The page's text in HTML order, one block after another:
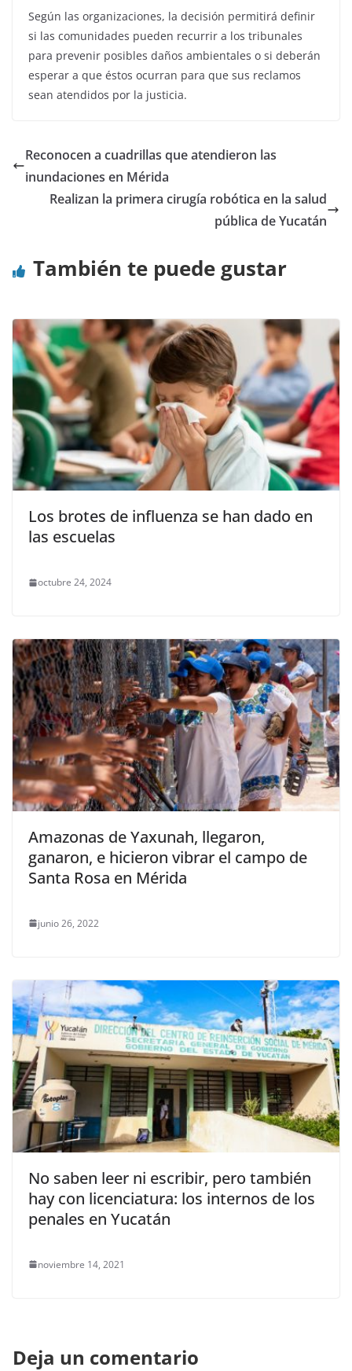
Según las organizaciones, la decisión permitirá definir
si las comunidades pueden recurrir a los tribunales
para prevenir posibles daños ambientales o si deberán
esperar a que éstos ocurran para que sus reclamos
sean atendidos por la justicia.
Reconocen a cuadrillas que atendieron las
inundaciones en Mérida
Realizan la primera cirugía robótica en la salud
pública de Yucatán
También te puede gustar
Los brotes de influenza se han dado en
las escuelas
octubre 24, 2024
Amazonas de Yaxunah, llegaron,
ganaron, e hicieron vibrar el campo de
Santa Rosa en Mérida
junio 26, 2022
No saben leer ni escribir, pero también
hay con licenciatura: los internos de los
penales en Yucatán
noviembre 14, 2021
Deja un comentario